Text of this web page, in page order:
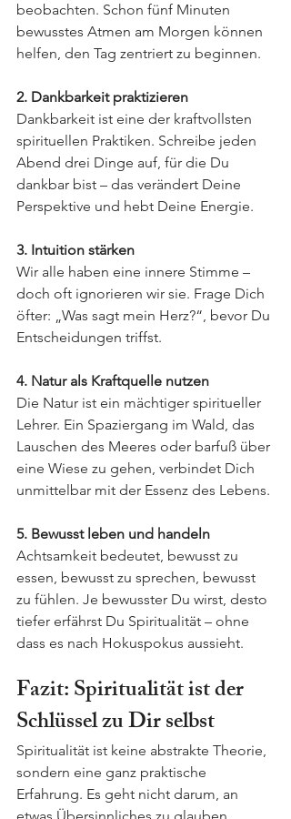
beobachten. Schon fünf Minuten
bewusstes Atmen am Morgen können
helfen, den Tag zentriert zu beginnen.
2. Dankbarkeit praktizieren
Dankbarkeit ist eine der kraftvollsten
spirituellen Praktiken. Schreibe jeden
Abend drei Dinge auf, für die Du
dankbar bist – das verändert Deine
Perspektive und hebt Deine Energie.
3. Intuition stärken
Wir alle haben eine innere Stimme –
doch oft ignorieren wir sie. Frage Dich
öfter: „Was sagt mein Herz?“, bevor Du
Entscheidungen triffst.
4. Natur als Kraftquelle nutzen
Die Natur ist ein mächtiger spiritueller
Lehrer. Ein Spaziergang im Wald, das
Lauschen des Meeres oder barfuß über
eine Wiese zu gehen, verbindet Dich
unmittelbar mit der Essenz des Lebens.
5. Bewusst leben und handeln
Achtsamkeit bedeutet, bewusst zu
essen, bewusst zu sprechen, bewusst
zu fühlen. Je bewusster Du wirst, desto
tiefer erfährst Du Spiritualität – ohne
dass es nach Hokuspokus aussieht.
Fazit: Spiritualität ist der
Schlüssel zu Dir selbst
Spiritualität ist keine abstrakte Theorie,
sondern eine ganz praktische
Erfahrung. Es geht nicht darum, an